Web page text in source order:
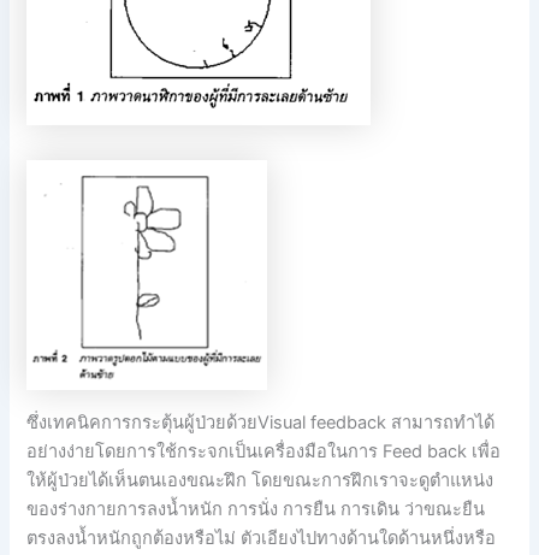
ซึ่งเทคนิคการกระตุ้นผู้ป่วยด้วยVisual feedback สามารถทำได้
อย่างง่ายโดยการใช้กระจกเป็นเครื่องมือในการ Feed back เพื่อ
ให้ผู้ป่วยได้เห็นตนเองขณะฝึก โดยขณะการฝึกเราจะดูตำแหน่ง
ของร่างกายการลงน้ำหนัก การนั่ง การยืน การเดิน ว่าขณะยืน
ตรงลงน้ำหนักถูกต้องหรือไม่ ตัวเอียงไปทางด้านใดด้านหนึ่งหรือ